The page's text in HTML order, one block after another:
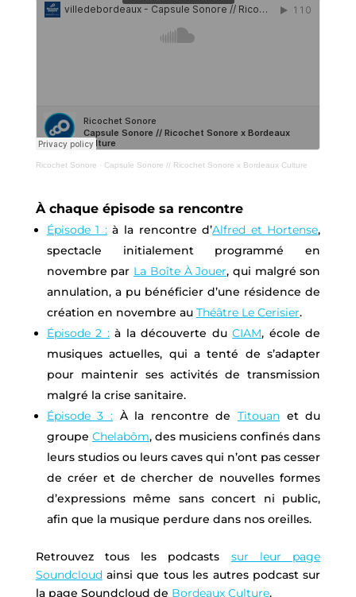
Ricochet Sonore · Capsule Sonore // Ricochet Sonore x Bordeaux Culture
À chaque épisode sa rencontre
Épisode 1 : à la rencontre d’Alfred et Hortense,
spectacle initialement programmé en
novembre par La Boîte À Jouer, qui malgré son
annulation, a pu bénéficier d’une résidence de
création en novembre au Théâtre Le Cerisier.
Épisode 2 : à la découverte duCIAM, école de
musiques actuelles, qui a tenté de s’adapter
pour maintenir ses activités de transmission
malgré la crise sanitaire.
Épisode 3 : À la rencontre deTitouan et du
groupe Chelabôm, des musiciens confinés dans
leurs studios ou leurs caves qui n’ont pas cesser
de créer et de chercher de nouvelles formes
d’expressions même sans concert ni public,
afin que la musique perdure dans nos oreilles.
Retrouvez tous les podcasts sur leur page
Soundcloudainsi que tous les autres podcast sur
la page Soundcloud de Bordeaux Culture.